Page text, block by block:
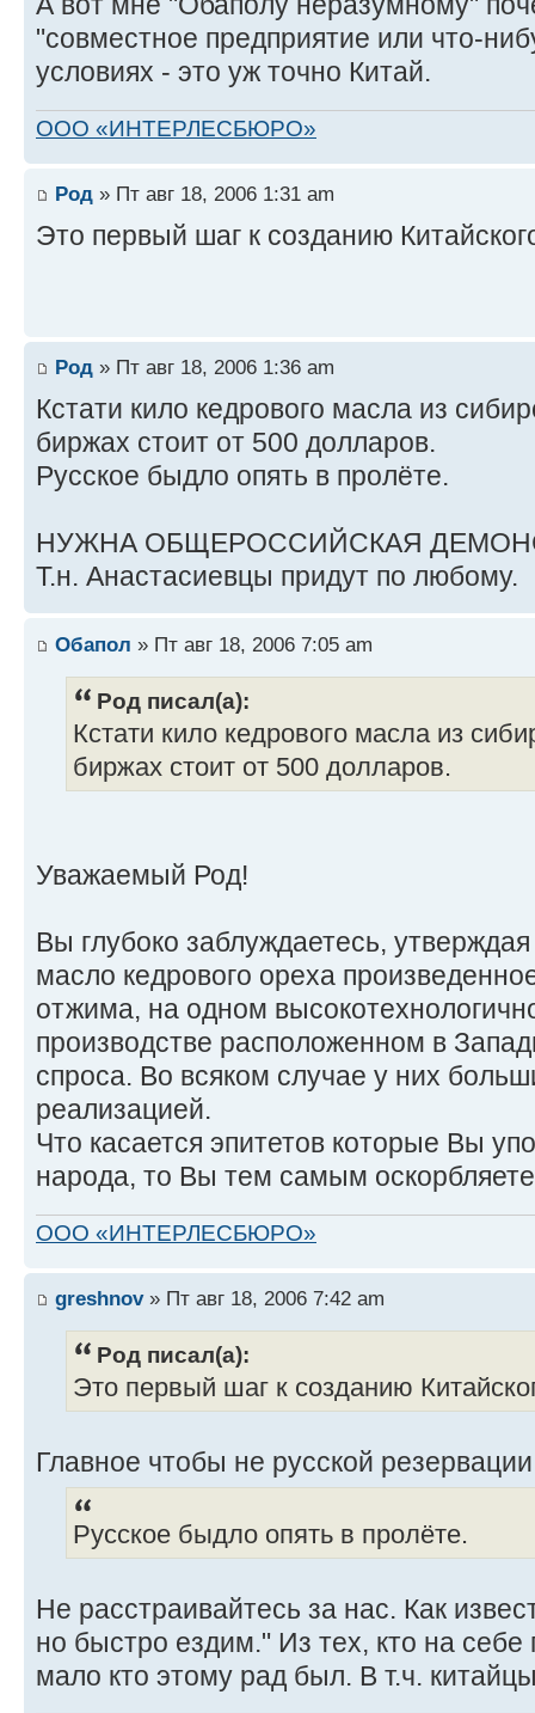
"совместное предприятие или что-
условиях - это уж точно Китай.
ООО «ИНТЕРЛЕСБЮРО»
Род » Пт авг 18, 2006 1:31 am
Это первый шаг к созданию
Род » Пт авг 18, 2006 1:36 am
Кстати кило кедрового масла из
биржах стоит от 500 долларов.
Русское быдло опять в пролёте.
НУЖНА ОБЩЕРОССИЙСКАЯ
Т.н. Анастасиевцы придут по любому.
Обапол » Пт авг 18, 2006 7:05 am
Род писал(а):
Кстати кило кедрового масла из
биржах стоит от 500 долларов.
Уважаемый Род!
Вы глубоко заблуждаетесь,
масло кедрового ореха
отжима, на одном
производстве расположенном в
спроса. Во всяком случае у них
реализацией.
Что касается эпитетов которые Вы
народа, то Вы тем самым
ООО «ИНТЕРЛЕСБЮРО»
greshnov» Пт авг 18, 2006 7:42 am
Род писал(а):
Это первый шаг к созданию
Главное чтобы не русской
Русское быдло опять в пролёте.
Не расстраивайтесь за нас. Как
но быстро ездим." Из тех, кто на себе
мало кто этому рад был. В т.ч.